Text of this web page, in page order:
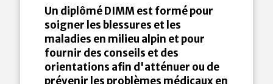
Un diplômé DIMM est formé pour
soigner les blessures et les
maladies en milieu alpin et pour
fournir des conseils et des
orientations afin d'atténuer ou de
prévenir les problèmes médicaux en